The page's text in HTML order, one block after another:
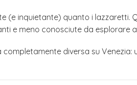
inquietante) quanto i lazzaretti.
e meno conosciute da esplorare a
diversa su Venezia: